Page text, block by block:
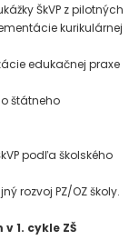
ŠkVP z pilotných
kurikulárnej
edukačnej praxe
štátneho
podľa školského
rozvoj PZ/OZ školy.
1. cykle ZŠ